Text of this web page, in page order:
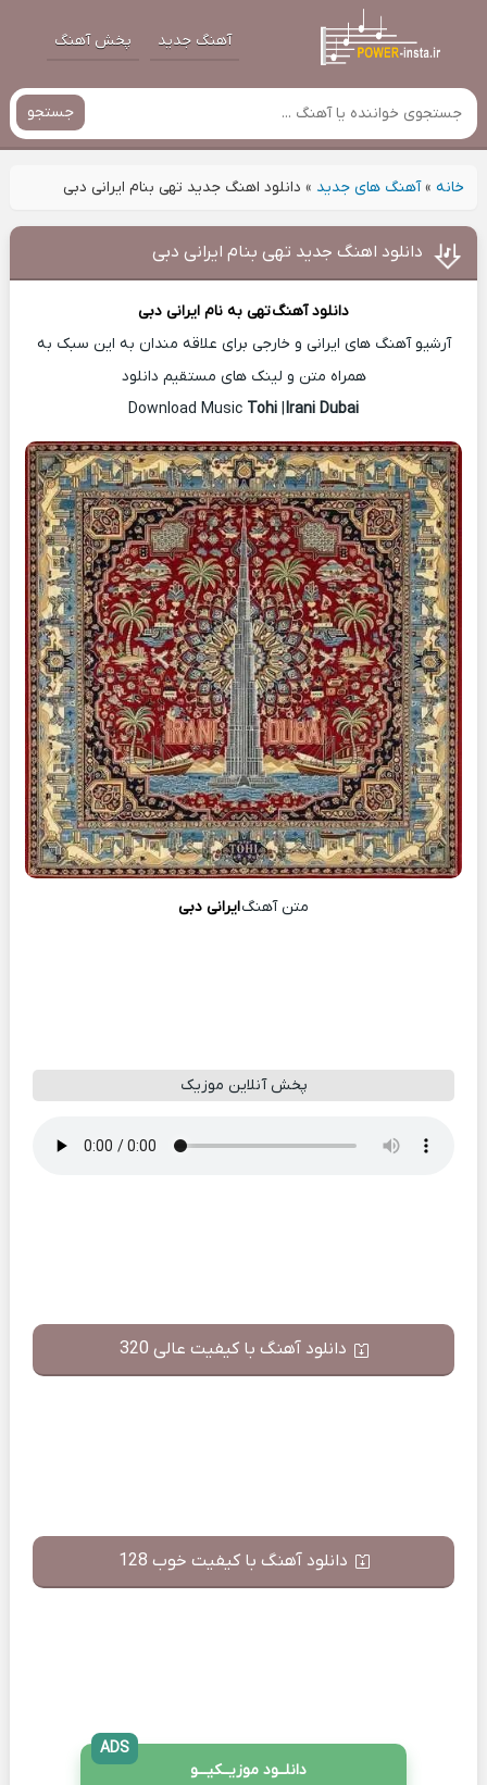
آهنگ جدید پخش آهنگ
جستجو
خانه»آهنگ های جدید » دانلود اهنگ جدید تهی بنام ایرانی دبی
دانلود اهنگ جدید تهی بنام ایرانی دبی
دانلود آهنگتهی به نام ایرانی دبی
آرشیو آهنگ های ایرانی و خارجی برای علاقه مندان به این سبک به
همراه متن و لینک های مستقیم دانلود
Download Music
Tohi|Irani Dubai
متن آهنگایرانی دبی
پخش آنلاین موزیک
دانلود آهنگ با کیفیت عالی 320
دانلود آهنگ با کیفیت خوب 128
دانلــود موزیــکیـــو
ADS